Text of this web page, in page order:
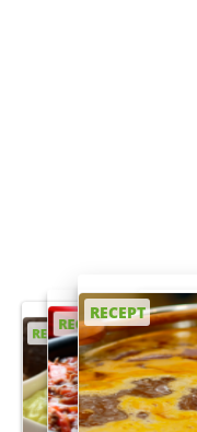
RECEPT
RECEPT
RECEPT